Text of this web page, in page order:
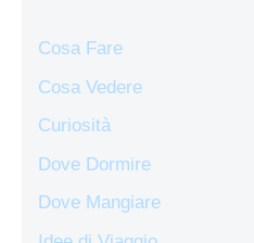
Cosa Fare
Cosa Vedere
Curiosità
Dove Dormire
Dove Mangiare